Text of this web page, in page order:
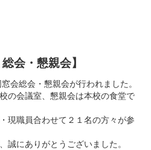
会・懇親会】
会総会・懇親会が行われました。
の会議室、懇親会は本校の食堂で
現職員合わせて２１名の方々が参
誠にありがとうございました。